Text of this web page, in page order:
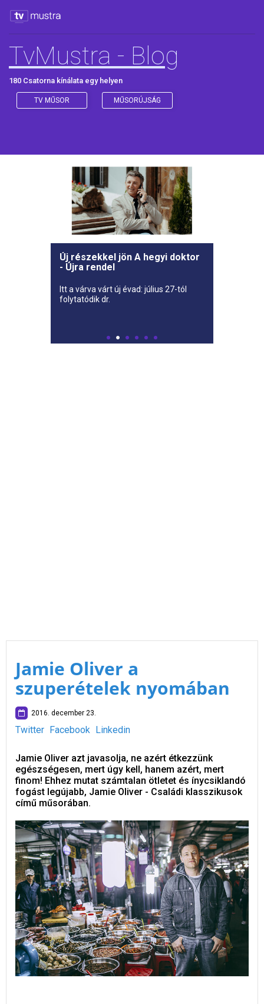
TvMustra - Blog
180 Csatorna kínálata egy helyen
TV MŰSOR MŰSORÚJSÁG
Új részekkel jön A hegyi doktor
- Újra rendel
Itt a várva várt új évad: július 27-tól
folytatódik dr.
Jamie Oliver a
szuperételek nyomában
2016. december 23.
Twitter Facebook Linkedin
Jamie Oliver azt javasolja, ne azért étkezzünk
egészségesen, mert úgy kell, hanem azért, mert
finom! Ehhez mutat számtalan ötletet és ínycsiklandó
fogást legújabb, Jamie Oliver - Családi klasszikusok
című műsorában.